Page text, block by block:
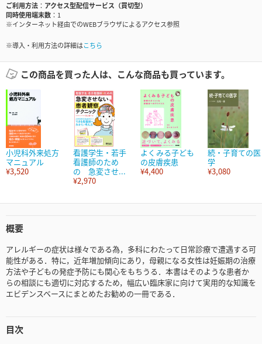
ご利用方法
アクセス型配信サービス（買切型）
同時使用端末数
1
※インターネット経由でのWEBブラウザによるアクセス参照
※導入・利用方法の詳細はこちら
この商品を買った人は、こんな商品も買っています。
小児科外来処方
マニュアル
¥3,520
看護学生・若手
看護師のため
の 急変させ...
¥2,970
よくみる子ども
の皮膚疾患
¥4,400
続・子育ての医
学
¥3,080
概要
アレルギーの症状は様々である為，多科にわたって日常診療で遭遇する可
能性がある．特に，近年増加傾向にあり，母親になる女性は妊娠期の治療
方法や子どもの発症予防にも関心をもちうる．本書はそのような患者か
らの相談にも適切に対応するため，幅広い臨床家に向けて実用的な知識を
エビデンスベースにまとめたお勧めの一冊である．
目次